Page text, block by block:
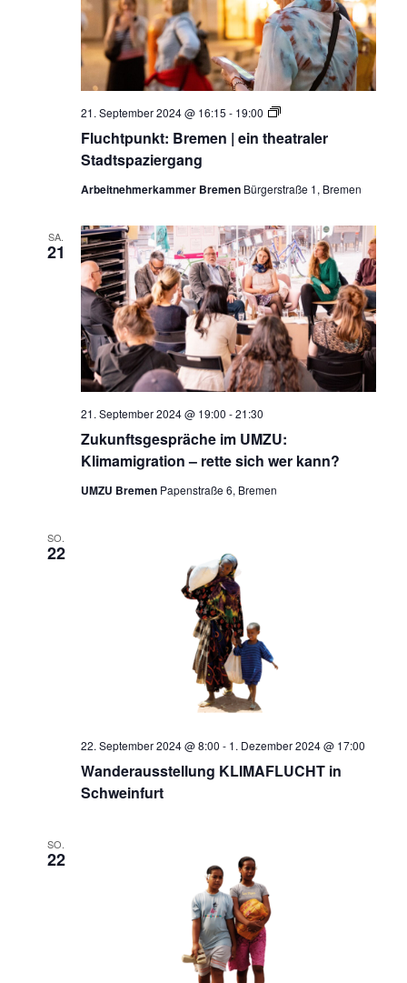
Fluchtpunkt: Bremen | ein theatraler
Stadtspaziergang
21. September 2024 @ 16:15 - 19:00
Fluchtpunkt:
I
in
die
Arbeitnehmerkammer Bremen Bürgerstraße 1, Bremen
SA.
21
Zukunftsgespräche im UMZU:
Klimamigration – rette sich wer kann?
21. September 2024 @ 19:00 -21:30
UMZU Bremen Papenstraße 6, Bremen
SO.
22
Wanderausstellung KLIMAFLUCHT in
Schweinfurt
22. September 2024 @ 8:00 - 1. Dezember 2024 @ 17:00
SO.
22